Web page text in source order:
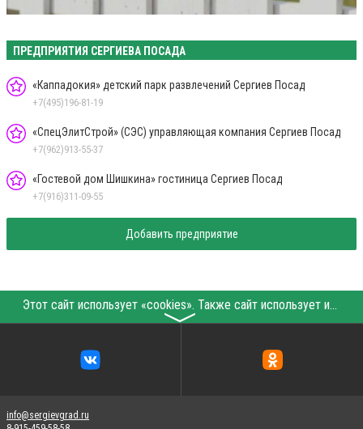
ПРЕДПРИЯТИЯ СЕРГИЕВА ПОСАДА
«Каппадокия» детский парк развлечений Сергиев Посад
+7(495)196-81-19
«СпецЭлитСтрой» (СЭС) управляющая компания Сергиев Посад
+7(962)913-55-37
«Гостевой дом Шишкина» гостиница Сергиев Посад
+7(916)311-09-55
Добавить предприятие
Этот сайт использует «cookies». Также сайт использует интернет-сервис для сбора технических данных касательно посетителей с целью получения маркетинговой и статистической информации. Условия обработки данных посетителей сайта см.
〉
info@sergievgrad.ru